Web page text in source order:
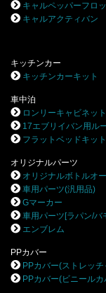
キャルペッパーフロ
キャルアクティバン
キッチンカー
キッチンカーキット
車中泊
ロンリーキャビネット
17エブリイバン用ル
フラットベッドキット
オリジナルパーツ
オリジナルボトルオ
車用パーツ(汎用品)
Gマーカー
車用パーツ[ラパン/バ
エンブレム
PPカバー
PPカバー(ストレッ
PPカバー(ビニール